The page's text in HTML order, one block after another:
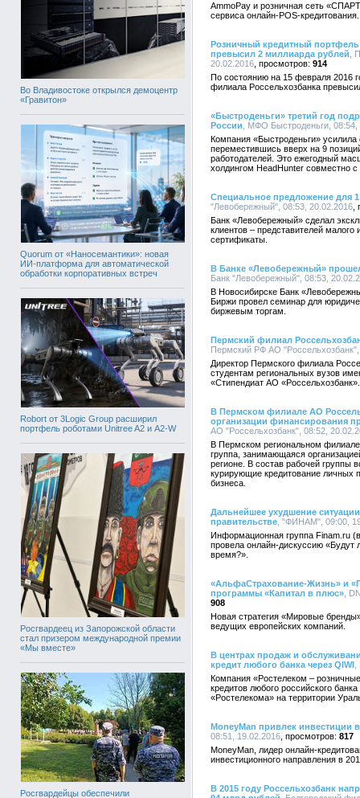
Во Владивостоке открылся демоцентр
«Гравитон»
Quorum от «Наносемантики»: новая
ИИ-платформа для автоматической
обработки корпоративных встреч
Robort от 3Logic Group расширил
портфель роботами Unitree A2 и A2-W
Росгвардеец из Запорожской области
стал призером международной премии
«Мы вместе»
Росгвардейцы обеспечили
AmmoPay и розничная сеть
сервиса онлайн-POS-кредитования.
Розничный кредитный
превысил 2 миллиарда рублей ,
20.02.2016
914
По состоянию на 15 февраля 2016
филиала Россельхозбанка
«Быстроденьги» третий год
России , МФО Быстроденьги, 08:54,
Компания «Быстроденьги»
переместившись вверх на 9
работодателей. Это ежегодный
холдингом HeadHunter совместно
Специальное предложение для
"Левобережный", 08:53, 20.02.2016
Банк «Левобережный» сделал
клиентов – представителей
сертификаты.
В Банке «Левобережный»
Банк "Левобережный", 08:53,
В Новосибирске Банк
Биржи провел семинар для
биржевым торгам.
Пермский филиал
Пермский РФ АО "Россельхозбанк",
Директор Пермского филиала
студентам региональных вузов
«Стипендиат АО «Россельхозбанк».
В Пермском филиале АО
организации финансирования
АО "Россельхозбанк", 08:52,
В Пермском региональном
группа, занимающаяся
регионе. В состав рабочей группы
курирующие кредитование личных
бизнеса.
Дальнейшее ухудшение
правительстве , "ФИНАМ", 09:00,
Информационная группа Finam.ru
провела онлайн-дискуссию «Будут
время?».
«АльфаСтрахование-Жизнь» и
программы «Капитал в плюс» ,
908
Новая стратегия «Мировые
ведущих европейских компаний.
В центрах продаж и
кредит любого банка через QIWI
Компания «Ростелеком –
кредитов любого российского
«Ростелекома» на территории
MoneyMan привлек инвестиции
08:51, 19.02.2016
817
MoneyMan, лидер онлайн-
инвестиционного направления в
В 2015 году Россельхозбанк